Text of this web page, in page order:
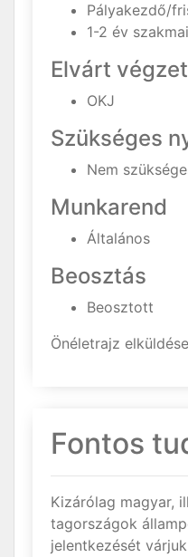
Pályakezdő/
1-2 év
Elvárt
OKJ
Szükséges
Nem
Munkarend
Általános
Beosztás
Beosztott
Önéletrajz
Fontos
Kizárólag magyar,
tagországok
jelentkezését